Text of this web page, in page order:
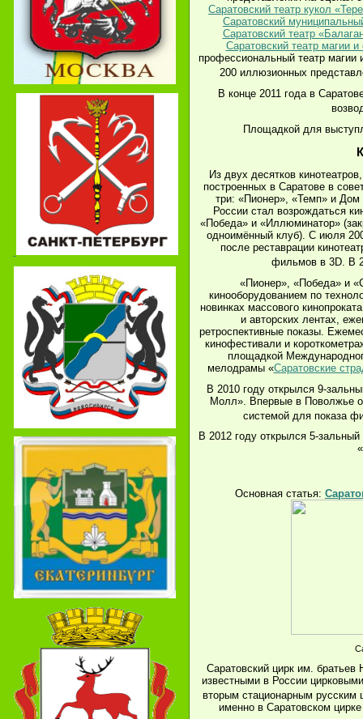
Саратовский театр кукол
Саратовский
Саратовский театр
Саратовский театр магии
профессиональный театр магии
200 иллюзионных
В конце 2011 года в
Площадкой для
Из двух десятков
построенных в Саратове в
три: «Пионер», «Темп» и Дом
России стал возрождаться
«Победа» и «Иллюминатор»
одноимённый клуб). С июля
после реставрации
фильмов в 3D. В
«Пионер», «Победа» и
кинооборудованием по
новинках массового
и авторских лентах,
ретроспективные показы.
кинофестивали и
площадкой
мелодрамы «Саратовские
В 2010 году открылся 9-
Молл». Впервые в Поволжье
системой для показа
В 2012 году открылся 5-
Основная статья:
Саратовский цирк им.
известными в России
вторым стационарным русским
именно в Саратовском